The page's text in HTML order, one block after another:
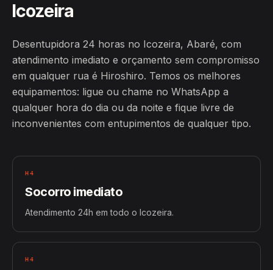
Icozeira
Desentupidora 24 horas no Icozeira, Abaré, com
atendimento imediato e orçamento sem compromisso
em qualquer rua é Hiroshiro. Temos os melhores
equipamentos: ligue ou chame no WhatsApp a
qualquer hora do dia ou da noite e fique livre de
inconvenientes com entupimentos de qualquer tipo.
H4
Socorro imediato
Atendimento 24h em todo o Icozeira.
H4